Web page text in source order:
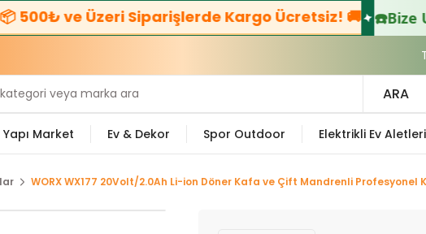
Siparişlerde Kargo Ücretsiz! 🚚 ☎️Bize Ulaşın:+90
ARA
Yapı Market Ev & Dekor Spor Outdoor Elektrikli Ev Aletleri
WORX WX177 20Volt/2.0Ah Li-ion Döner Kafa ve Çift Mandrenli Profesyonel